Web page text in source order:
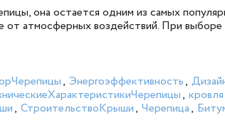
она остается одним из самых
атмосферных воздействий. При
, Энергоэффективность,
, кровля
, СтроительствоКрыши, Черепица,